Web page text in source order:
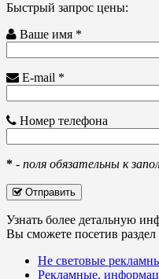
Быстрый запрос цены:
Ваше имя *
E-mail *
Номер телефона
* - поля обязательны к
Отправить
Узнать более детальную
Вы сможете посетив раздел
Не световые
Рекламные,